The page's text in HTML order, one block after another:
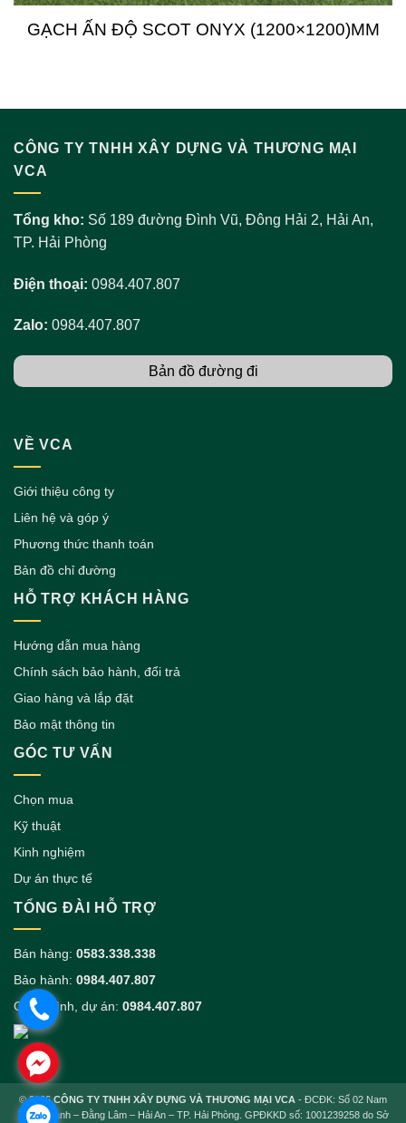
GẠCH ẤN ĐỘ SCOT ONYX (1200×1200)MM
CÔNG TY TNHH XÂY DỰNG VÀ THƯƠNG MẠI
VCA
Tổng kho: Số 189 đường Đình Vũ, Đông Hải 2, Hải An,
TP. Hải Phòng
Điện thoại: 0984.407.807
Zalo: 0984.407.807
Bản đồ đường đi
VỀ VCA
Giới thiệu công ty
Liên hệ và góp ý
Phương thức thanh toán
Bản đồ chỉ đường
HỖ TRỢ KHÁCH HÀNG
Hướng dẫn mua hàng
Chính sách bảo hành, đổi trả
Giao hàng và lắp đặt
Bảo mật thông tin
GÓC TƯ VẤN
Chọn mua
Kỹ thuật
Kinh nghiệm
Dự án thực tế
TỔNG ĐÀI HỖ TRỢ
Bán hàng: 0583.338.338
Bảo hành: 0984.407.807
Công trình, dự án: 0984.407.807
© 2026CÔNG TY TNHH XÂY DỰNG VÀ THƯƠNG MẠI VCA - ĐCĐK: Số 02 Nam
Trung Hành – Đằng Lâm – Hải An – TP. Hải Phòng. GPĐKKD số: 1001239258 do Sở
.
.
.